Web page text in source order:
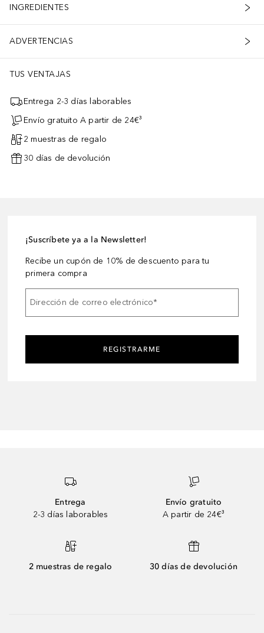
INGREDIENTES
ADVERTENCIAS
TUS VENTAJAS
Entrega 2-3 días laborables
Envío gratuito A partir de 24€³
2 muestras de regalo
30 días de devolución
¡Suscríbete ya a la Newsletter!
Recibe un cupón de 10% de descuento para tu
primera compra
Dirección de correo electrónico*
REGISTRARME
Entrega
2-3 días laborables
Envío gratuito
A partir de 24€³
2 muestras de regalo 30 días de devolución